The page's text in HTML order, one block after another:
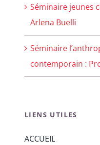
Séminaire jeunes
Arlena Buelli
Séminaire
contemporain :
LIENS UTILES
ACCUEIL